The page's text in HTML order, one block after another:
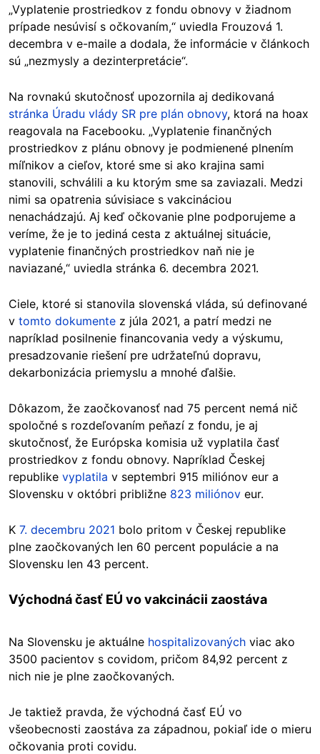
„Vyplatenie prostriedkov z fondu obnovy v žiadnom
prípade nesúvisí s očkovaním,“ uviedla Frouzová 1.
decembra v e-maile a dodala, že informácie v článkoch
sú „nezmysly a dezinterpretácie“.
Na rovnakú skutočnosť upozornila aj dedikovaná
stránka Úradu vlády SR pre plán obnovy, ktorá na hoax
reagovala na Facebooku. „Vyplatenie finančných
prostriedkov z plánu obnovy je podmienené plnením
míľnikov a cieľov, ktoré sme si ako krajina sami
stanovili, schválili a ku ktorým sme sa zaviazali. Medzi
nimi sa opatrenia súvisiace s vakcináciou
nenachádzajú. Aj keď očkovanie plne podporujeme a
veríme, že je to jediná cesta z aktuálnej situácie,
vyplatenie finančných prostriedkov naň nie je
naviazané,“ uviedla stránka 6. decembra 2021.
Ciele, ktoré si stanovila slovenská vláda, sú definované
v tomto dokumente z júla 2021, a patrí medzi ne
napríklad posilnenie financovania vedy a výskumu,
presadzovanie riešení pre udržateľnú dopravu,
dekarbonizácia priemyslu a mnohé ďalšie.
Dôkazom, že zaočkovanosť nad 75 percent nemá nič
spoločné s rozdeľovaním peňazí z fondu, je aj
skutočnosť, že Európska komisia už vyplatila časť
prostriedkov z fondu obnovy. Napríklad Českej
republike vyplatila v septembri 915 miliónov eur a
Slovensku v októbri približne 823 miliónov eur.
K 7. decembru 2021 bolo pritom v Českej republike
plne zaočkovaných len 60 percent populácie a na
Slovensku len 43 percent.
Východná časť EÚ vo vakcinácii zaostáva
Na Slovensku je aktuálne hospitalizovaných viac ako
3500 pacientov s covidom, pričom 84,92 percent z
nich nie je plne zaočkovaných.
Je taktiež pravda, že východná časť EÚ vo
všeobecnosti zaostáva za západnou, pokiaľ ide o mieru
očkovania proti covidu.